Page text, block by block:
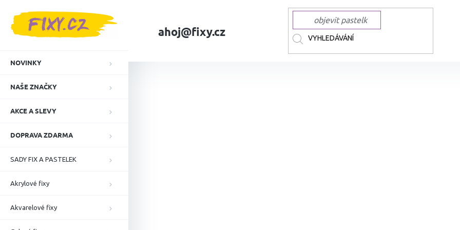
ahoj@fixy.cz
NOVINKY
NAŠE ZNAČKY
AKCE A SLEVY
DOPRAVA ZDARMA
SADY FIX A PASTELEK
Akrylové fixy
Akvarelové fixy